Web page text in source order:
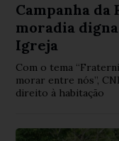
Campanha
moradia
Igreja
Com o tema
morar entre nós”,
direito à habitação